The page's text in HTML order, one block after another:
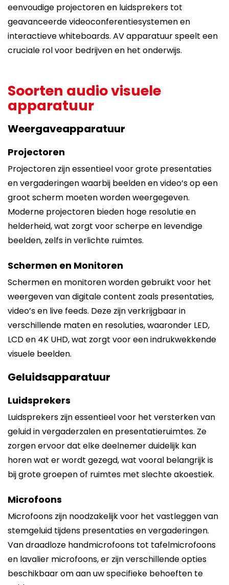
eenvoudige projectoren en luidsprekers tot
geavanceerde videoconferentiesystemen en
interactieve whiteboards. AV apparatuur speelt een
cruciale rol voor bedrijven en het onderwijs.
Soorten audio visuele
apparatuur
Weergaveapparatuur
Projectoren
Projectoren zijn essentieel voor grote presentaties
en vergaderingen waarbij beelden en video’s op een
groot scherm moeten worden weergegeven.
Moderne projectoren bieden hoge resolutie en
helderheid, wat zorgt voor scherpe en levendige
beelden, zelfs in verlichte ruimtes.
Schermen en Monitoren
Schermen en monitoren worden gebruikt voor het
weergeven van digitale content zoals presentaties,
video’s en live feeds. Deze zijn verkrijgbaar in
verschillende maten en resoluties, waaronder LED,
LCD en 4K UHD, wat zorgt voor een indrukwekkende
visuele beelden.
Geluidsapparatuur
Luidsprekers
Luidsprekers zijn essentieel voor het versterken van
geluid in vergaderzalen en presentatieruimtes. Ze
zorgen ervoor dat elke deelnemer duidelijk kan
horen wat er wordt gezegd, wat vooral belangrijk is
bij grote groepen of ruimtes met slechte akoestiek.
Microfoons
Microfoons zijn noodzakelijk voor het vastleggen van
stemgeluid tijdens presentaties en vergaderingen.
Van draadloze handmicrofoons tot tafelmicrofoons
en lavalier microfoons, er zijn verschillende opties
beschikbaar om aan uw specifieke behoeften te